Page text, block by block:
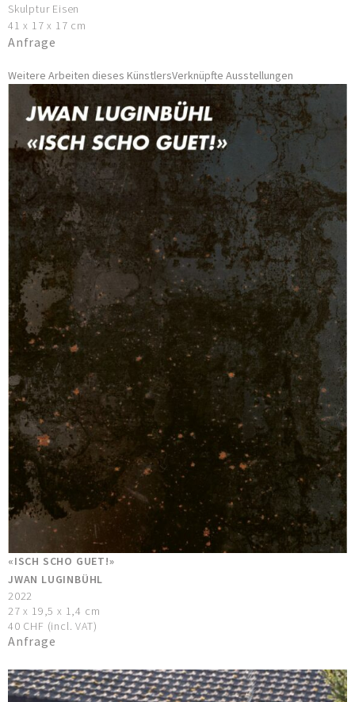
Skulptur Eisen
41 x 17 x 17 cm
Anfrage
Weitere Arbeiten dieses KünstlersVerknüpfte Ausstellungen
«ISCH SCHO GUET!»
JWAN LUGINBÜHL
2022
27 x 19,5 x 1,4 cm
40 CHF (incl. VAT)
Anfrage